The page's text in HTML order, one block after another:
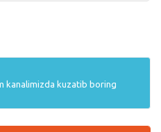
kanalimizda kuzatib boring